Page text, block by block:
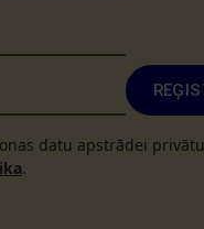
datu apstrādei
.